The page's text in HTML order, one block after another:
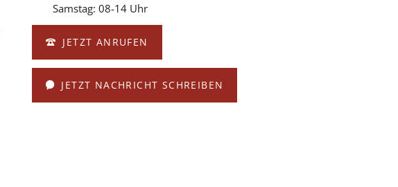
Samstag: 08-14 Uhr
JETZT ANRUFEN
JETZT NACHRICHT SCHREIBEN